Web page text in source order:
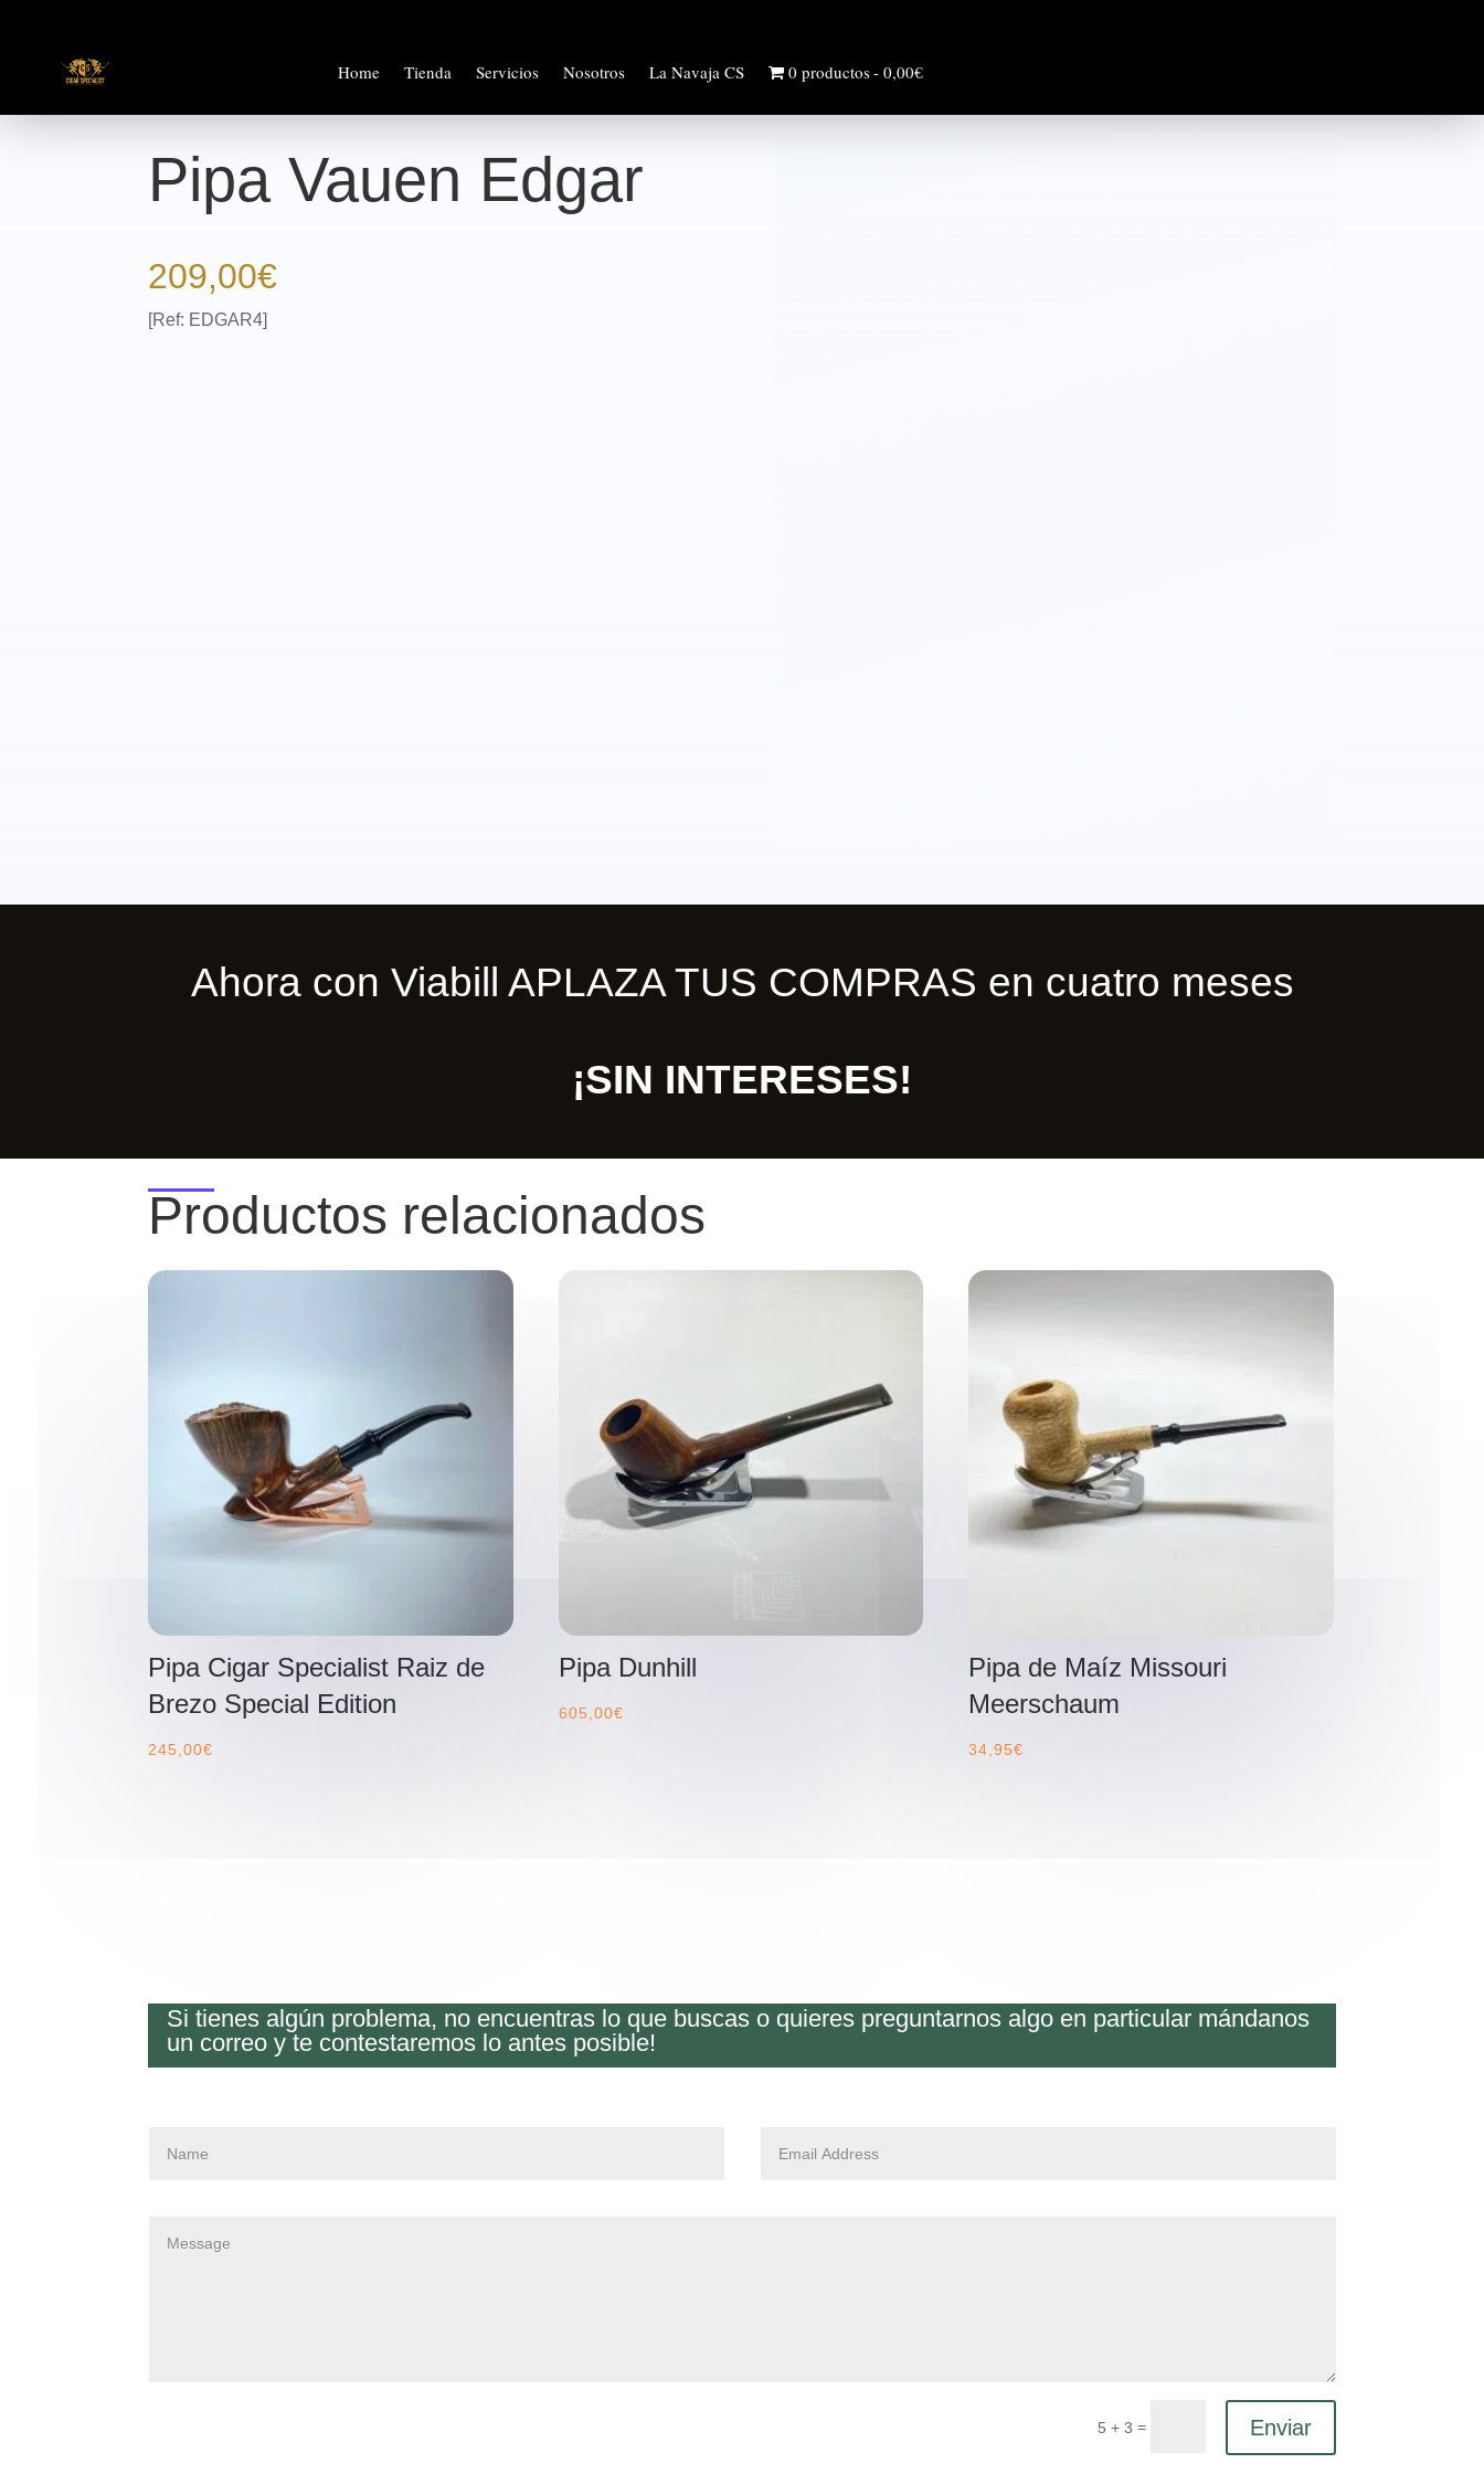
Home Tienda Servicios Nosotros La Navaja CS 0 productos 0,00€
Pipa Vauen Edgar
209,00€
[Ref: EDGAR4]
Ahora con Viabill APLAZA TUS COMPRAS en cuatro meses
¡SIN INTERESES!
Productos relacionados
Pipa Cigar Specialist Raiz de
Brezo Special Edition
245,00€
Pipa Dunhill
605,00€
Pipa de Maíz Missouri
Meerschaum
34,95€
Si tienes algún problema, no encuentras lo que buscas o quieres preguntarnos algo en particular mándanos
un correo y te contestaremos lo antes posible!
5 + 3 = Enviar